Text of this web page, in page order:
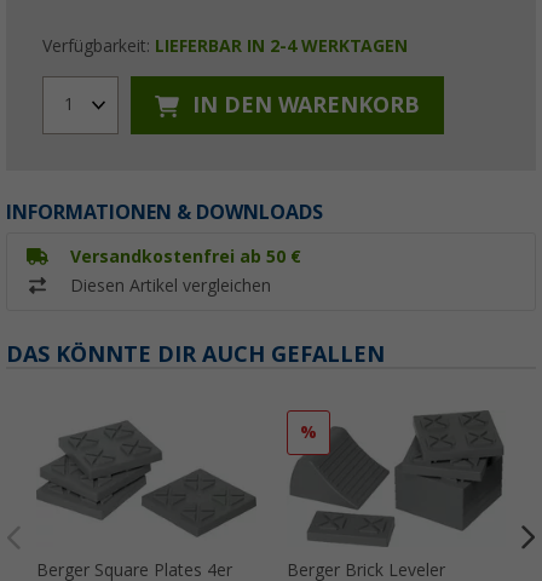
Verfügbarkeit: LIEFERBAR IN 2-4 WERKTAGEN
1 IN DEN WARENKORB
INFORMATIONEN & DOWNLOADS
Versandkostenfrei ab 50 €
Diesen Artikel vergleichen
DAS KÖNNTE DIR AUCH GEFALLEN
Berger Square Plates 4er
%
Berger Brick Leveler